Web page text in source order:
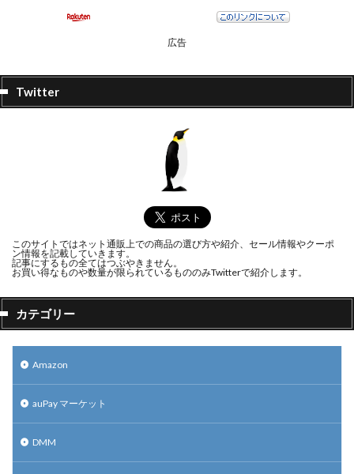
広告
Twitter
このサイトではネット通販上での商品の選び方や紹介、セール情報やクーポ
ン情報を記載していきます。
記事にするもの全てはつぶやきません。
お買い得なものや数量が限られているもののみTwitterで紹介します。
カテゴリー
Amazon
auPay マーケット
DMM